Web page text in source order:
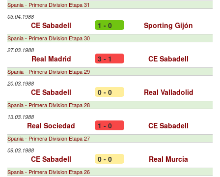
Spania - Primera Division Etapa 31
03.04.1988
CE Sabadell 1 - 0 Sporting Gijón
Spania - Primera Division Etapa 30
27.03.1988
Real Madrid 3 - 1 CE Sabadell
Spania - Primera Division Etapa 29
20.03.1988
CE Sabadell 0 - 0 Real Valladolid
Spania - Primera Division Etapa 28
13.03.1988
Real Sociedad 1 - 0 CE Sabadell
Spania - Primera Division Etapa 27
09.03.1988
CE Sabadell 0 - 0 Real Murcia
Spania - Primera Division Etapa 26